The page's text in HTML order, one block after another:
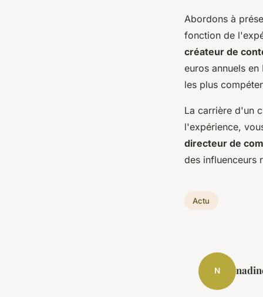
Abordons à
fonction de
créateur de
euros annuels
les plus
La carrière d'un
l'expérience,
directeur de
des influenceurs
Actu
N